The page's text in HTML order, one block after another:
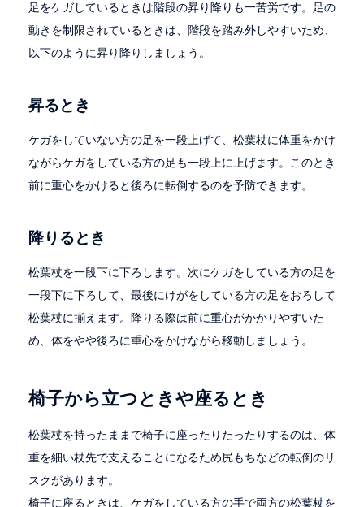
足をケガしているときは階段の昇り降りも一苦労です。足の
動きを制限されているときは、階段を踏み外しやすいため、
以下のように昇り降りしましょう。
昇るとき
ケガをしていない方の足を一段上げて、松葉杖に体重をかけ
ながらケガをしている方の足も一段上に上げます。このとき
前に重心をかけると後ろに転倒するのを予防できます。
降りるとき
松葉杖を一段下に下ろします。次にケガをしている方の足を
一段下に下ろして、最後にけがをしている方の足をおろして
松葉杖に揃えます。降りる際は前に重心がかかりやすいた
め、体をやや後ろに重心をかけながら移動しましょう。
椅子から立つときや座るとき
松葉杖を持ったままで椅子に座ったりたったりするのは、体
重を細い杖先で支えることになるため尻もちなどの転倒のリ
スクがあります。
椅子に座るときは、ケガをしている方の手で両方の松葉杖を